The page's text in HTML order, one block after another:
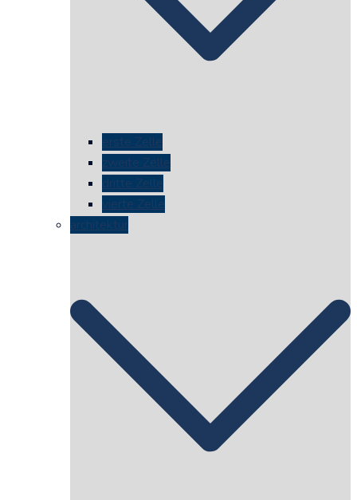
erste Zelle
zweite Zelle
dritte Zelle
vierte Zelle
architektur